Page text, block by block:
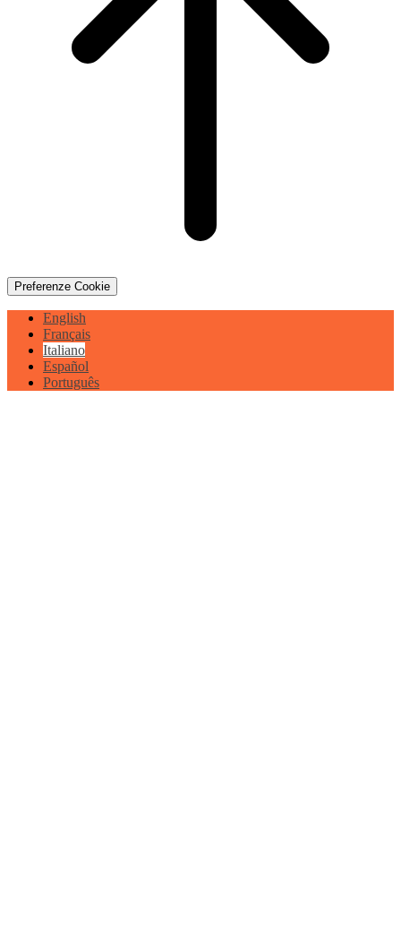
Preferenze Cookie
English
Français
Italiano
Español
Português